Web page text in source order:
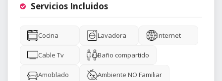
Servicios Incluidos
Cocina Lavadora Internet
Cable Tv Baño compartido
Amoblado Ambiente NO Familiar